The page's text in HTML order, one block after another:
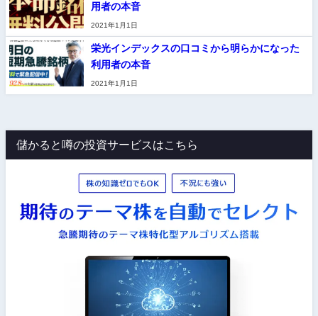
用者の本音
2021年1月1日
栄光インデックスの口コミから明らかになった
利用者の本音
2021年1月1日
儲かると噂の投資サービスはこちら